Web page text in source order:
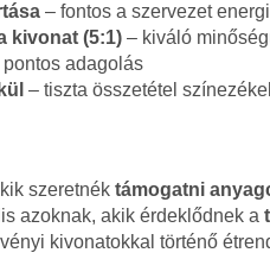
– fontos a szervezet
kivonat (5:1) – kiváló
adagolás
– tiszta összetétel
szeretnék támogatni
azoknak, akik érdeklődnek a
kivonatokkal történő